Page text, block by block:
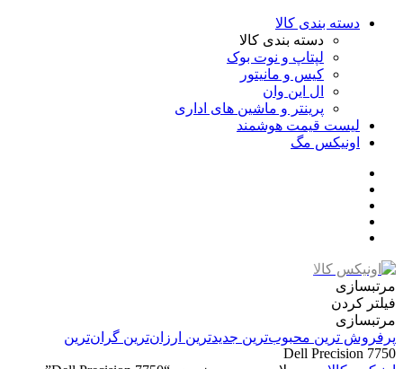
دسته بندی کالا
دسته بندی کالا
لپتاپ و نوت بوک
کیس و مانیتور
ال این وان
پرینتر و ماشین های اداری
لیست قیمت هوشمند
اونیکس مگ
مرتبسازی
فیلتر کردن
مرتبسازی
پرفروش ترین محبوب‌ترین جدیدترین ارزان‌ترین گران‌ترین
Dell Precision 7750